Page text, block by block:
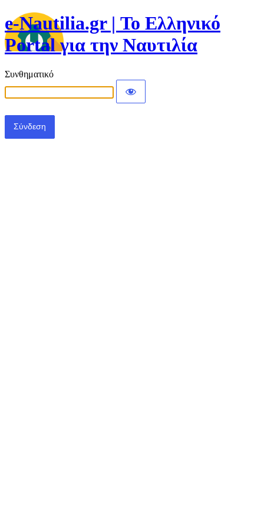
e-Nautilia.gr | Το Ελληνικό
Portal για την Ναυτιλία
Συνθηματικό